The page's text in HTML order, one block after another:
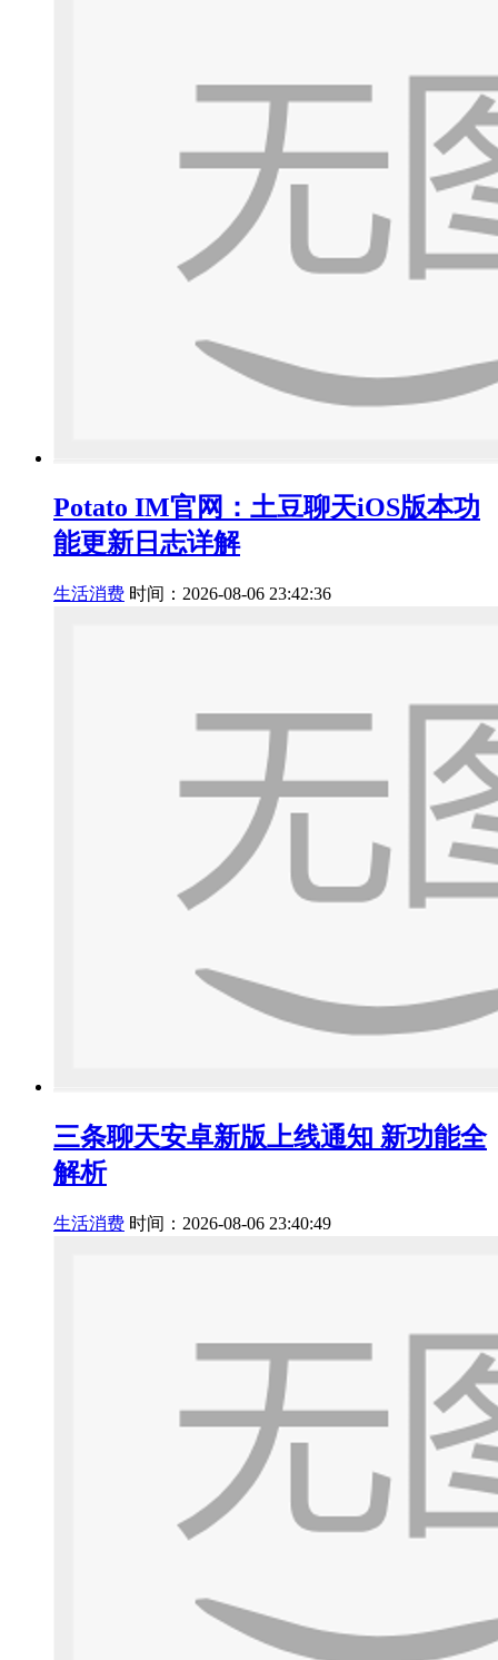
Potato IM官网：土豆聊天iOS版本功
能更新日志详解
生活消费 时间：2026-08-06 23:42:36
三条聊天安卓新版上线通知 新功能全
解析
生活消费 时间：2026-08-06 23:40:49